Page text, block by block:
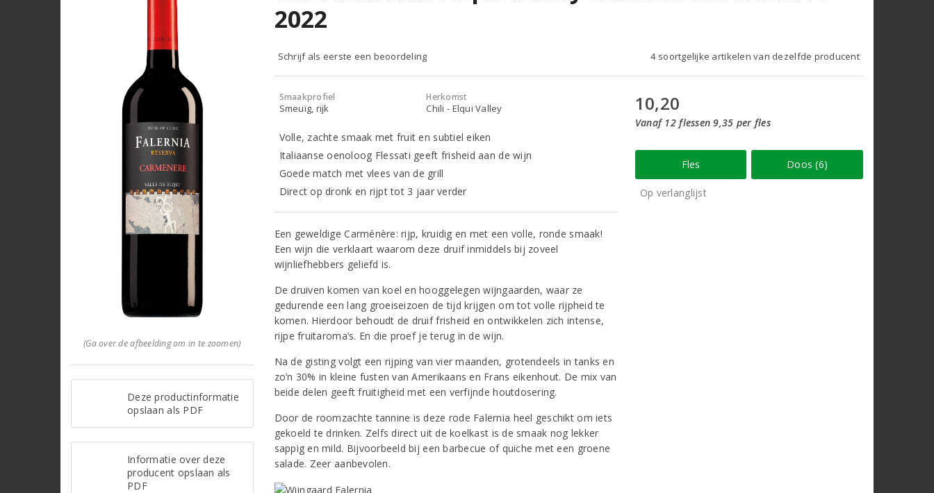
(Ga over de afbeelding om in te zoomen)
Deze productinformatie
opslaan als PDF
Informatie over deze
producent opslaan als
PDF
2022
Schrijf als eerste een beoordeling 4 soortgelijke artikelen van dezelfde producent
Smaakprofiel
Smeuïg, rijk
Herkomst
Chili - Elqui Valley
Volle, zachte smaak met fruit en subtiel eiken
Italiaanse oenoloog Flessati geeft frisheid aan de wijn
Goede match met vlees van de grill
Direct op dronk en rijpt tot 3 jaar verder
Een geweldige Carménère: rijp, kruidig en met een volle, ronde smaak!
Een wijn die verklaart waarom deze druif inmiddels bij zoveel
wijnliefhebbers geliefd is.
De druiven komen van koel en hooggelegen wijngaarden, waar ze
gedurende een lang groeiseizoen de tijd krijgen om tot volle rijpheid te
komen. Hierdoor behoudt de druif frisheid en ontwikkelen zich intense,
rijpe fruitaroma’s. En die proef je terug in de wijn.
Na de gisting volgt een rijping van vier maanden, grotendeels in tanks en
zo’n 30% in kleine fusten van Amerikaans en Frans eikenhout. De mix van
beide delen geeft fruitigheid met een verfijnde houtdosering.
Door de roomzachte tannine is deze rode Falernia heel geschikt om iets
gekoeld te drinken. Zelfs direct uit de koelkast is de smaak nog lekker
sappig en mild. Bijvoorbeeld bij een barbecue of quiche met een groene
salade. Zeer aanbevolen.
10,20
Vanaf 12 flessen 9,35 per fles
Fles Doos (6)
Op verlanglijst